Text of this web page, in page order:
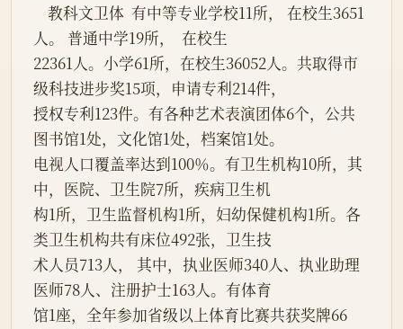
人。 普通中学19所，  在校生
22361人。小学61所，在校生36052人。共取得市
级科技进步奖15项，申请专利214件，
授权专利123件。有各种艺术表演团体6个，公共
图书馆1处，文化馆1处，档案馆1处。
电视人口覆盖率达到100％。有卫生机构10所，其
中，医院、卫生院7所，疾病卫生机
构1所，卫生监督机构1所，妇幼保健机构1所。各
类卫生机构共有床位492张，卫生技
术人员713人， 其中，执业医师340人、执业助理
医师78人、注册护士163人。有体育
馆1座，全年参加省级以上体育比赛共获奖牌66